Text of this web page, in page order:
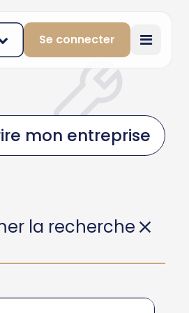
Se connecter
mon entreprise
la recherche